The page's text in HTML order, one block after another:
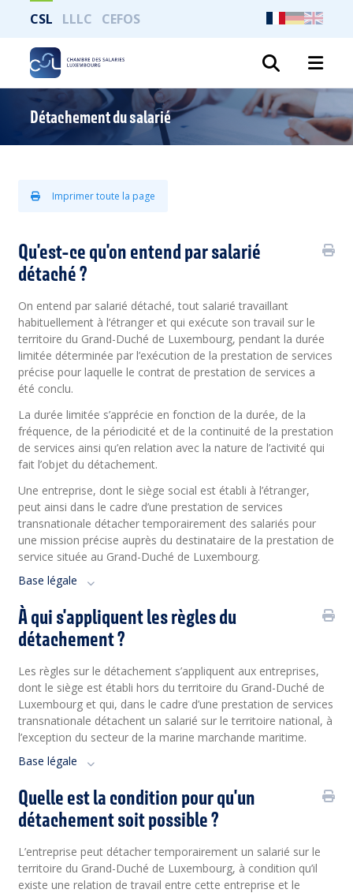
CSL LLLC CEFOS
Détachement du salarié
Imprimer toute la page
Qu'est-ce qu'on entend par salarié
détaché ?
On entend par salarié détaché, tout salarié travaillant
habituellement à l’étranger et qui exécute son travail sur le
territoire du Grand-Duché de Luxembourg, pendant la durée
limitée déterminée par l’exécution de la prestation de services
précise pour laquelle le contrat de prestation de services a
été conclu.
La durée limitée s’apprécie en fonction de la durée, de la
fréquence, de la périodicité et de la continuité de la prestation
de services ainsi qu’en relation avec la nature de l’activité qui
fait l’objet du détachement.
Une entreprise, dont le siège social est établi à l’étranger,
peut ainsi dans le cadre d’une prestation de services
transnationale détacher temporairement des salariés pour
une mission précise auprès du destinataire de la prestation de
service située au Grand-Duché de Luxembourg.
Base légale
À qui s'appliquent les règles du
détachement ?
Les règles sur le détachement s’appliquent aux entreprises,
dont le siège est établi hors du territoire du Grand-Duché de
Luxembourg et qui, dans le cadre d’une prestation de services
transnationale détachent un salarié sur le territoire national, à
l’exception du secteur de la marine marchande maritime.
Base légale
Quelle est la condition pour qu'un
détachement soit possible ?
L’entreprise peut détacher temporairement un salarié sur le
territoire du Grand-Duché de Luxembourg, à condition qu’il
existe une relation de travail entre cette entreprise et le